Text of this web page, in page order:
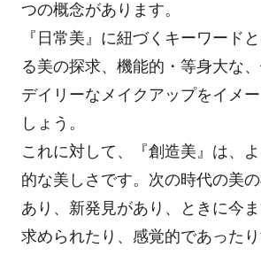
つの概念があります。
『日常美』に紐づくキーワード
る美の探求、機能的・等身大な、
デイリーなメイクアップをイメ
しょう。
これに対して、『創造美』は、
的な美しさです。次の時代の美
あり、新発見があり、ときに今
求められたり、感覚的であった